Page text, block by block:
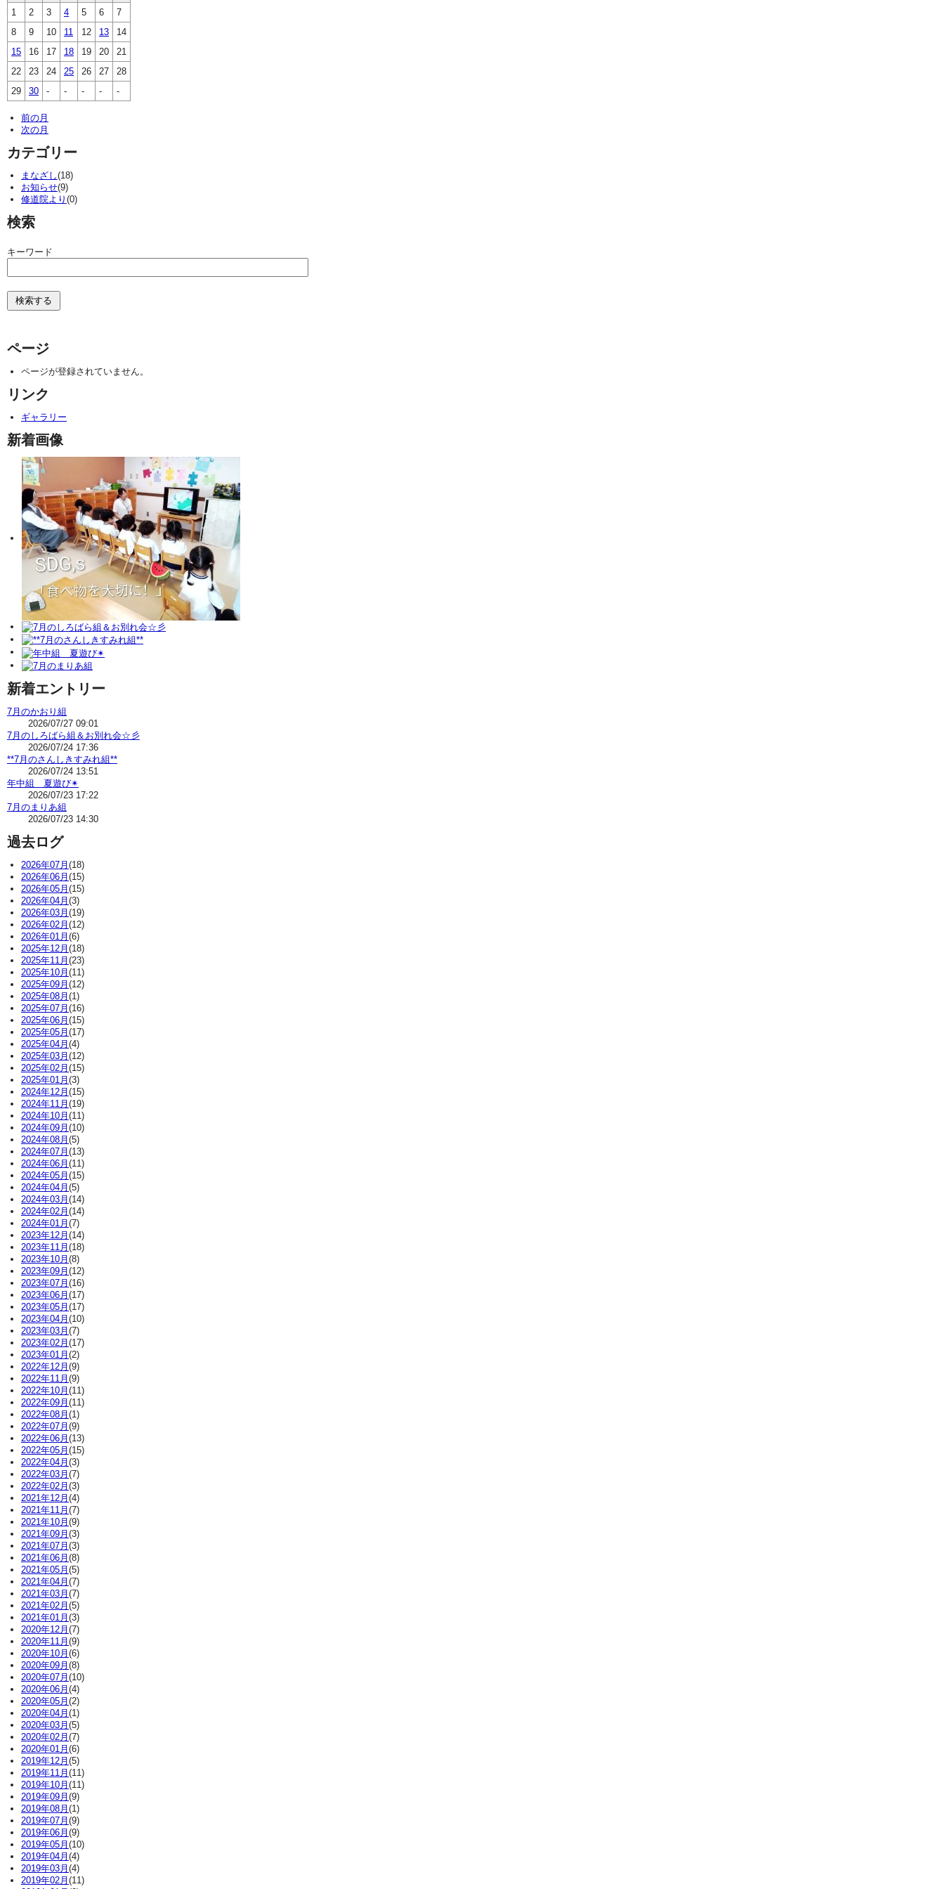
1
2 3 4 5 6
7
8
9 10 11 12 13
14
15
16 17 18 19 20
21
22
23 24 25 26 27
28
29
30 - - - - -
前の月
次の月
カテゴリー
まなざし(18)
お知らせ(9)
修道院より (0)
検索
キーワード
ページ
ページが登録されていません。
リンク
ギャラリー
新着画像
新着エントリー
7月のかおり組
2026/07/27 09:01
7月のしろばら組＆お別れ会☆彡
2026/07/24 17:36
**7月のさんしきすみれ組**
2026/07/24 13:51
年中組 夏遊び✴
2026/07/23 17:22
7月のまりあ組
2026/07/23 14:30
過去ログ
2026年07月(18)
2026年06月(15)
2026年05月(15)
2026年04月(3)
2026年03月(19)
2026年02月(12)
2026年01月(6)
2025年12月(18)
2025年11月(23)
2025年10月(11)
2025年09月(12)
2025年08月(1)
2025年07月(16)
2025年06月(15)
2025年05月(17)
2025年04月(4)
2025年03月(12)
2025年02月(15)
2025年01月(3)
2024年12月(15)
2024年11月(19)
2024年10月(11)
2024年09月(10)
2024年08月(5)
2024年07月(13)
2024年06月(11)
2024年05月(15)
2024年04月(5)
2024年03月(14)
2024年02月(14)
2024年01月(7)
2023年12月(14)
2023年11月(18)
2023年10月(8)
2023年09月(12)
2023年07月(16)
2023年06月(17)
2023年05月(17)
2023年04月(10)
2023年03月(7)
2023年02月(17)
2023年01月(2)
2022年12月(9)
2022年11月(9)
2022年10月(11)
2022年09月(11)
2022年08月(1)
2022年07月(9)
2022年06月(13)
2022年05月(15)
2022年04月(3)
2022年03月(7)
2022年02月(3)
2021年12月(4)
2021年11月(7)
2021年10月(9)
2021年09月(3)
2021年07月(3)
2021年06月(8)
2021年05月(5)
2021年04月(7)
2021年03月(7)
2021年02月(5)
2021年01月(3)
2020年12月(7)
2020年11月(9)
2020年10月(6)
2020年09月(8)
2020年07月(10)
2020年06月(4)
2020年05月(2)
2020年04月(1)
2020年03月(5)
2020年02月(7)
2020年01月(6)
2019年12月(5)
2019年11月(11)
2019年10月(11)
2019年09月(9)
2019年08月(1)
2019年07月(9)
2019年06月(9)
2019年05月(10)
2019年04月(4)
2019年03月(4)
2019年02月(11)